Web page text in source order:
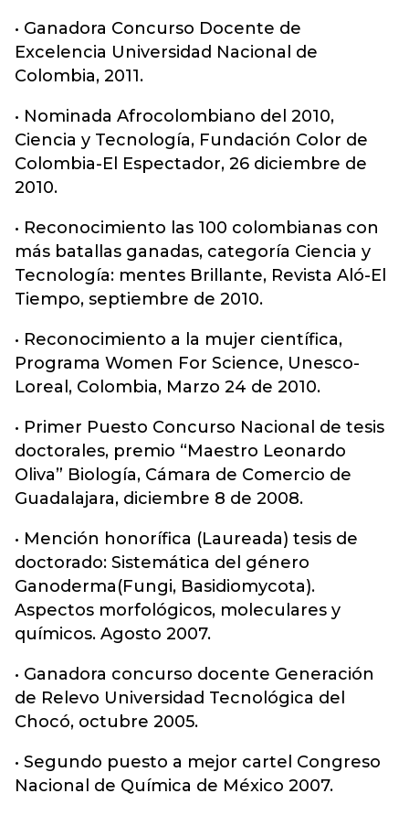
• Ganadora Concurso Docente de
Excelencia Universidad Nacional de
Colombia, 2011.
• Nominada Afrocolombiano del 2010,
Ciencia y Tecnología, Fundación Color de
Colombia-El Espectador, 26 diciembre de
2010.
• Reconocimiento las 100 colombianas con
más batallas ganadas, categoría Ciencia y
Tecnología: mentes Brillante, Revista Aló-El
Tiempo, septiembre de 2010.
• Reconocimiento a la mujer científica,
Programa Women For Science, Unesco-
Loreal, Colombia, Marzo 24 de 2010.
• Primer Puesto Concurso Nacional de tesis
doctorales, premio “Maestro Leonardo
Oliva” Biología, Cámara de Comercio de
Guadalajara, diciembre 8 de 2008.
• Mención honorífica (Laureada) tesis de
doctorado: Sistemática del género
Ganoderma(Fungi, Basidiomycota).
Aspectos morfológicos, moleculares y
químicos. Agosto 2007.
• Ganadora concurso docente Generación
de Relevo Universidad Tecnológica del
Chocó, octubre 2005.
• Segundo puesto a mejor cartel Congreso
Nacional de Química de México 2007.